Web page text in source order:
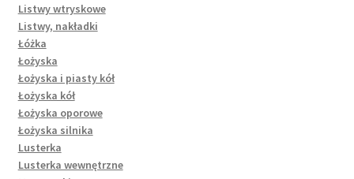
Listwy wtryskowe
Listwy, nakładki
Łóżka
Łożyska
Łożyska i piasty kół
Łożyska kół
Łożyska oporowe
Łożyska silnika
Lusterka
Lusterka wewnętrzne